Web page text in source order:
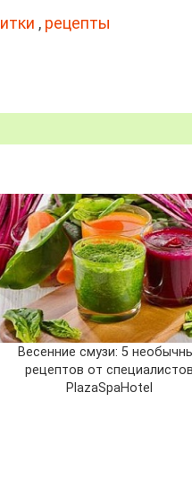
, рецепты
Весенние смузи: 5
рецептов от специалистов
PlazaSpaHotel